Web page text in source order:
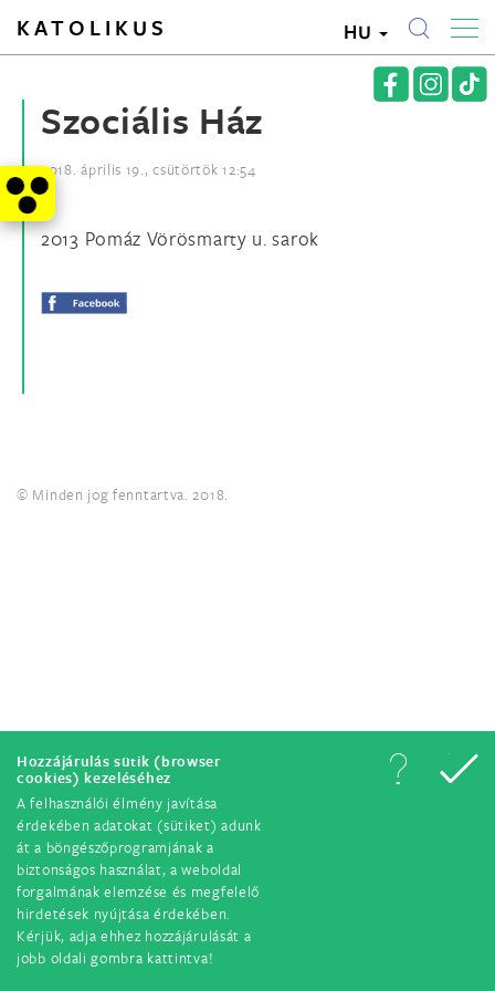
Hozzájárulás sütik (browser
cookies) kezeléséhez
A felhasználói élmény javítása
érdekében adatokat (sütiket) adunk
át a böngészőprogramjának a
biztonságos használat, a weboldal
forgalmának elemzése és megfelelő
hirdetések nyújtása érdekében.
Kérjük, adja ehhez hozzájárulását a
jobb oldali gombra kattintva!
KATOLIKUS HU
Szociális Ház
2018. április 19., csütörtök 12:54
2013 Pomáz Vörösmarty u. sarok
© Minden jog fenntartva. 2018.